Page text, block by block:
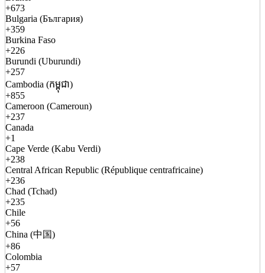
+673
Bulgaria (България)
+359
Burkina Faso
+226
Burundi (Uburundi)
+257
Cambodia (កម្ពុជា)
+855
Cameroon (Cameroun)
+237
Canada
+1
Cape Verde (Kabu Verdi)
+238
Central African Republic (République centrafricaine)
+236
Chad (Tchad)
+235
Chile
+56
China (中国)
+86
Colombia
+57